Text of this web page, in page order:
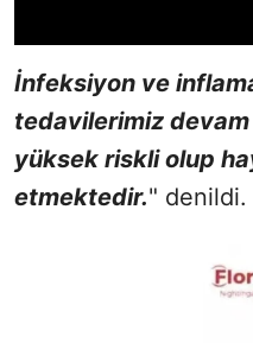
İnfeksiyon ve
tedavilerimiz devam
yüksek riskli olup
etmektedir." denildi.